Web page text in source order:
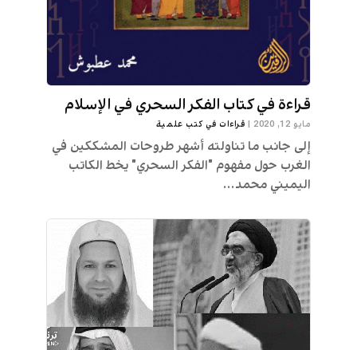
قراءة في كتاب الفكر السحري في الإسلام
مايو 12, 2020 | قراءات في كتب علمية
إلى جانب ما تناولته أشهر طروحات المشككين في
الغرب حول مفهوم "الفكر السحري" يخط الكاتب
اليميني محمد...